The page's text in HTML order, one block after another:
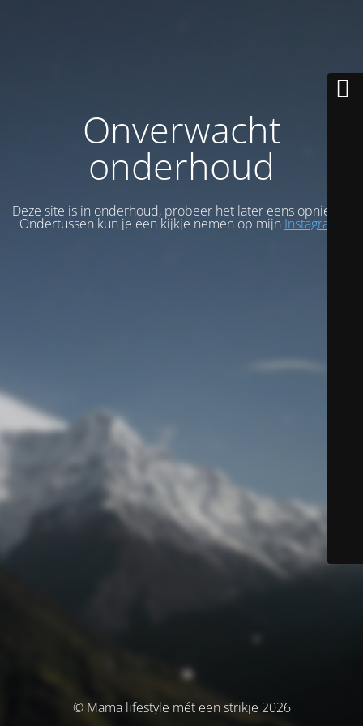
Onverwacht
onderhoud
Deze site is in onderhoud, probeer het later eens opnieuw.
Ondertussen kun je een kijkje nemen op mijn Instagram
© Mama lifestyle mét een strikje 2026